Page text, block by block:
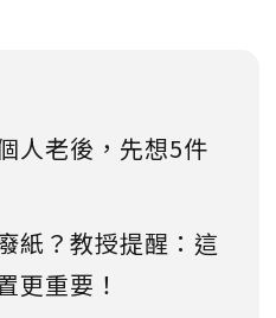
人老後，先想5件
紙？教授提醒：這
更重要！